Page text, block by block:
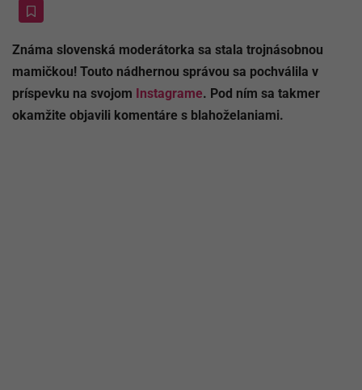
Známa slovenská moderátorka sa stala trojnásobnou
mamičkou! Touto nádhernou správou sa pochválila v
príspevku na svojom Instagrame. Pod ním sa takmer
okamžite objavili komentáre s blahoželaniami.